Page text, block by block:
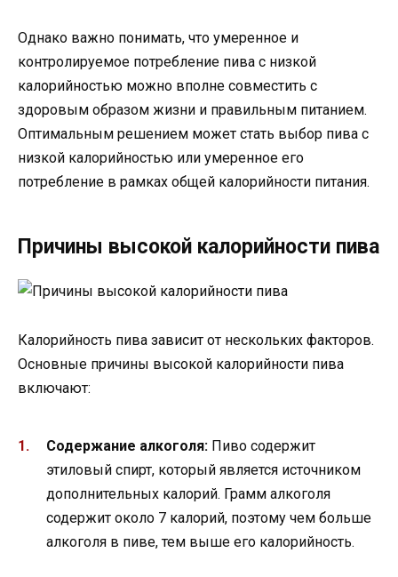
Однако важно понимать, что умеренное и
контролируемое потребление пива с низкой
калорийностью можно вполне совместить с
здоровым образом жизни и правильным питанием.
Оптимальным решением может стать выбор пива с
низкой калорийностью или умеренное его
потребление в рамках общей калорийности питания.
Причины высокой калорийности пива
Калорийность пива зависит от нескольких факторов.
Основные причины высокой калорийности пива
включают:
Содержание алкоголя: Пиво содержит
этиловый спирт, который является источником
дополнительных калорий. Грамм алкоголя
содержит около 7 калорий, поэтому чем больше
алкоголя в пиве, тем выше его калорийность.